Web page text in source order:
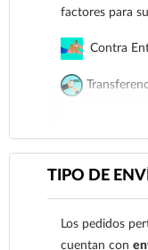
contraindicado
factores para
Contra
cuenta: Clave:
Para esta
comprobante
nuestro
TIPO DE
Los pedidos
cuentan con